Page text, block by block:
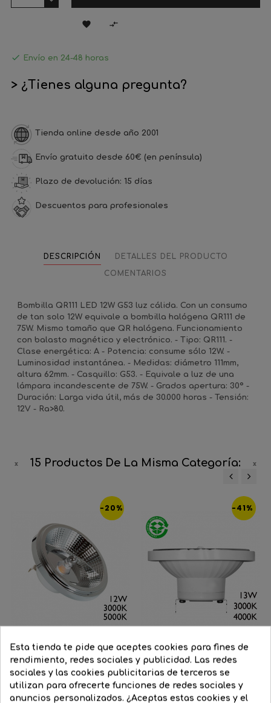
 
 Envío en 24-48 horas
> ¿Tienes alguna pregunta?
Tienda online desde año 2001
Envío gratuito desde 60€ (en península)
Plazo de devolución: 15 días
Descuentos para profesionales
DESCRIPCIÓN
DETALLES DEL PRODUCTO
COMENTARIOS
Bombilla QR111 LED 12W G53 luz cálida. Con un consumo
de tan solo 12W equivale a bombilla halógena QR111 de
75W. Mismo tamaño que QR halógena. Funcionamiento
con balasto magnético y electrónico. - Tipo: QR111. -
Clase energética: A - Potencia: consume sólo 12W. -
Luminosidad instantánea. - Medidas: diámetro 111mm,
altura 62mm. - Casquillo: G53. - Equivale a luz de una
lámpara incandescente de 75W. - Grados apertura: 30º -
Duración: Larga vida útil, más de 30.000 horas - Tensión:
12V - Ra>80.
15 Productos De La Misma Categoría:
-20%
Bombilla QR 111 12W 12V G53...
Precio
32,80 € Precio
26,27 €
-41%
Spot 111 mm. AR111 12V LED...
Precio
33,81 € Precio
20,00 €
Esta tienda te pide que aceptes cookies para fines de
rendimiento, redes sociales y publicidad. Las redes
sociales y las cookies publicitarias de terceros se
utilizan para ofrecerte funciones de redes sociales y
anuncios personalizados. ¿Aceptas estas cookies y el